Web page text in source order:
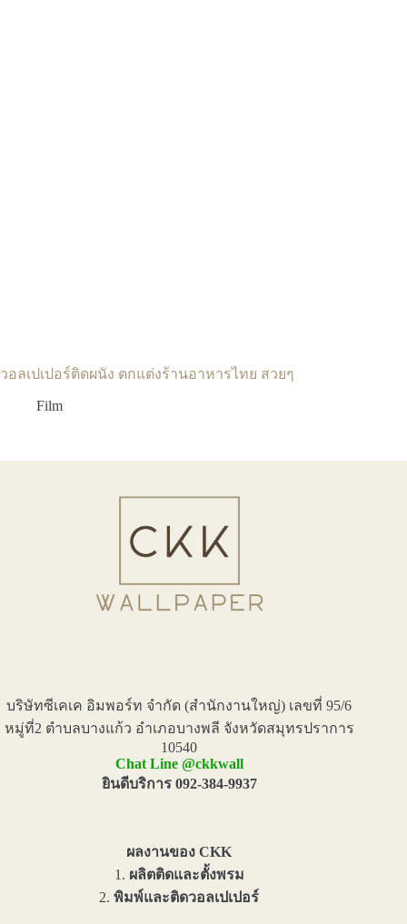
วอลเปเปอร์ติดผนัง ตกแต่งร้านอาหารไทย สวยๆ
Film
บริษัทซีเคเค อิมพอร์ท จำกัด (สำนักงานใหญ่) เลขที่ 95/6
หมู่ที่2 ตำบลบางแก้ว อำเภอบางพลี จังหวัดสมุทรปราการ
10540
Chat Line @ckkwall
ยินดีบริการ 092-384-9937
ผลงานของ CKK
1. ผลิตติดและตั้งพรม
2.พิมพ์และติดวอลเปเปอร์